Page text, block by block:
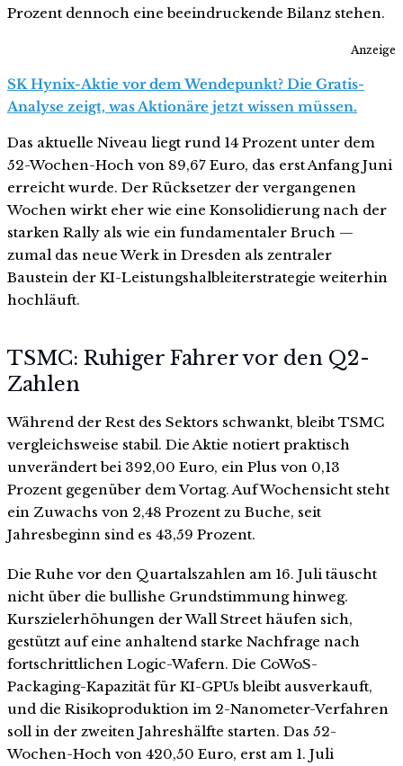
Prozent dennoch eine beeindruckende Bilanz stehen.
Anzeige
SK Hynix-Aktie vor dem Wendepunkt? Die Gratis-
Analyse zeigt, was Aktionäre jetzt wissen müssen.
Das aktuelle Niveau liegt rund 14 Prozent unter dem
52-Wochen-Hoch von 89,67 Euro, das erst Anfang Juni
erreicht wurde. Der Rücksetzer der vergangenen
Wochen wirkt eher wie eine Konsolidierung nach der
starken Rally als wie ein fundamentaler Bruch —
zumal das neue Werk in Dresden als zentraler
Baustein der KI-Leistungshalbleiterstrategie weiterhin
hochläuft.
TSMC: Ruhiger Fahrer vor den Q2-
Zahlen
Während der Rest des Sektors schwankt, bleibt TSMC
vergleichsweise stabil. Die Aktie notiert praktisch
unverändert bei 392,00 Euro, ein Plus von 0,13
Prozent gegenüber dem Vortag. Auf Wochensicht steht
ein Zuwachs von 2,48 Prozent zu Buche, seit
Jahresbeginn sind es 43,59 Prozent.
Die Ruhe vor den Quartalszahlen am 16. Juli täuscht
nicht über die bullishe Grundstimmung hinweg.
Kurszielerhöhungen der Wall Street häufen sich,
gestützt auf eine anhaltend starke Nachfrage nach
fortschrittlichen Logic-Wafern. Die CoWoS-
Packaging-Kapazität für KI-GPUs bleibt ausverkauft,
und die Risikoproduktion im 2-Nanometer-Verfahren
soll in der zweiten Jahreshälfte starten. Das 52-
Wochen-Hoch von 420,50 Euro, erst am 1. Juli